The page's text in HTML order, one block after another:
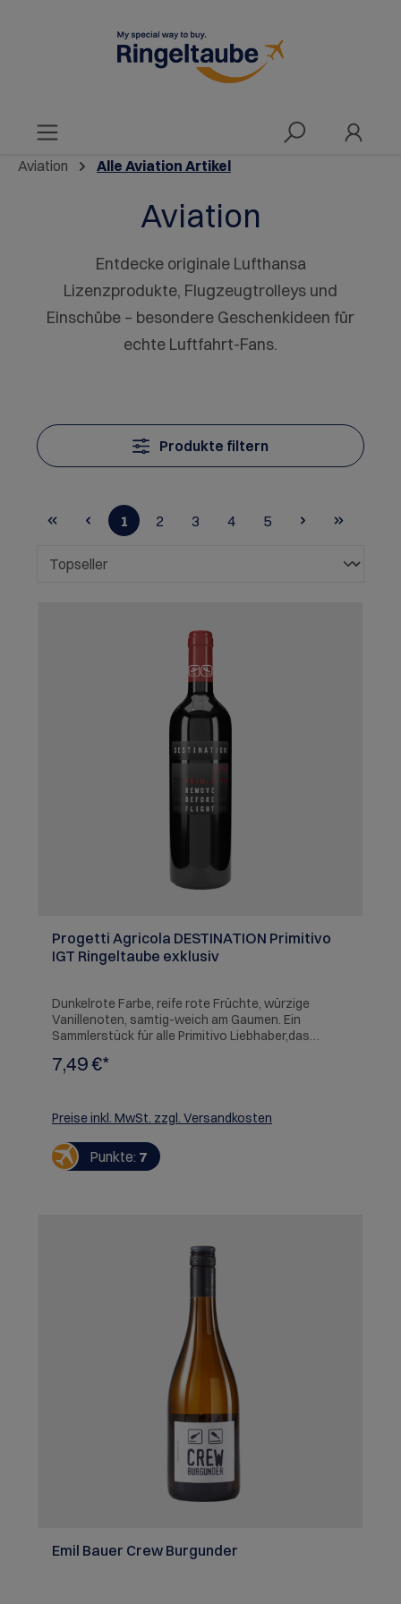
Aviation Alle Aviation Artikel
Aviation
Entdecke originale Lufthansa
Lizenzprodukte, Flugzeugtrolleys und
Einschübe – besondere Geschenkideen für
echte Luftfahrt-Fans.
Produkte filtern
Seite
1
Seite
2
Seite
3
Seite
4
Seite
5
Progetti Agricola DESTINATION Primitivo
IGT Ringeltaube exklusiv
Dunkelrote Farbe, reife rote Früchte, würzige
Vanillenoten, samtig-weich am Gaumen. Ein
Sammlerstück für alle Primitivo Liebhaber,das
Hingucker und ein schönes Geschenk.
7,49 €*
Preise inkl. MwSt. zzgl. Versandkosten
Punkte: 7
Emil Bauer Crew Burgunder